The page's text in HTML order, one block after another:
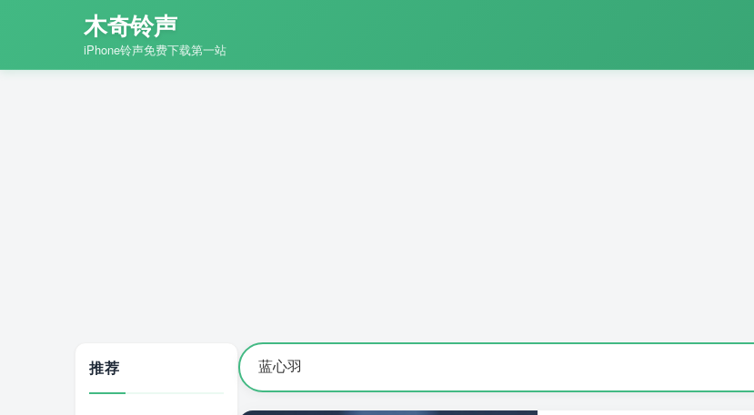
木奇铃声
iPhone铃声免费下载第一站
推荐